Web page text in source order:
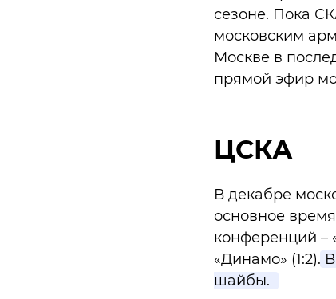
сезоне. Пока
московским
Москве в
прямой эфир
ЦСКА
В декабре
основное
конференций –
«Динамо» (1:2).
шайбы.